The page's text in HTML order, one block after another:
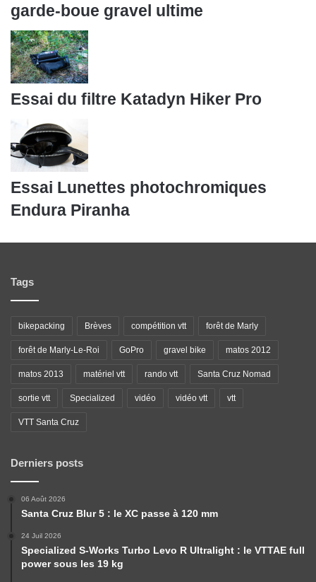
garde-boue gravel ultime
Essai du filtre Katadyn Hiker Pro
Essai Lunettes photochromiques
Endura Piranha
Tags
bikepacking Brèves compétition vtt forêt de Marly
forêt de Marly-Le-Roi GoPro gravel bike matos 2012
matos 2013 matériel vtt rando vtt Santa Cruz Nomad
sortie vtt Specialized vidéo vidéo vtt vtt
VTT Santa Cruz
Derniers posts
06 Août 2026
Santa Cruz Blur 5 : le XC passe à 120 mm
24 Juil 2026
Specialized S-Works Turbo Levo R Ultralight : le VTTAE full
power sous les 19 kg